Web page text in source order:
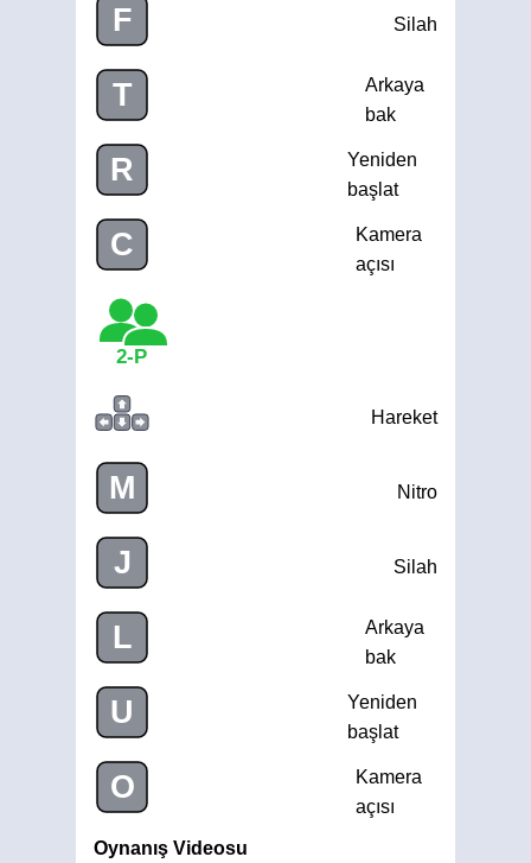
F Silah
T
Arkaya
bak
R
Yeniden
başlat
C
Kamera
açısı
2-P
Hareket
M Nitro
J Silah
L
Arkaya
bak
U
Yeniden
başlat
O
Kamera
açısı
Oynanış Videosu